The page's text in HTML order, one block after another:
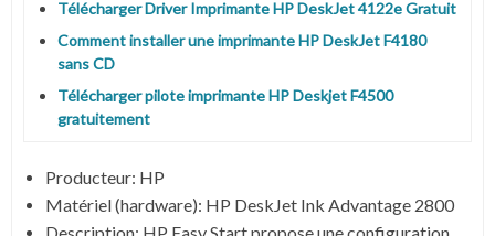
Télécharger Driver Imprimante HP DeskJet 4122e Gratuit
Comment installer une imprimante HP DeskJet F4180
sans CD
Télécharger pilote imprimante HP Deskjet F4500
gratuitement
Producteur: HP
Matériel (hardware): HP DeskJet Ink Advantage 2800
Description: HP Easy Start propose une configuration